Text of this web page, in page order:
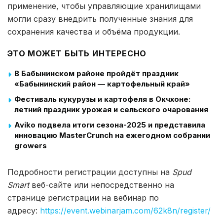
применение, чтобы управляющие хранилищами
могли сразу внедрить полученные знания для
сохранения качества и объёма продукции.
ЭТО МОЖЕТ БЫТЬ ИНТЕРЕСНО
В Бабынинском районе пройдёт праздник
«Бабынинский район — картофельный край»
Фестиваль кукурузы и картофеля в Окчхоне:
летний праздник урожая и сельского очарования
Aviko подвела итоги сезона-2025 и представила
инновацию MasterCrunch на ежегодном собрании
growers
Подробности регистрации доступны на Spud
Smartвеб-сайте или непосредственно на
странице регистрации на вебинар по
адресу: https://event.webinarjam.com/62k8n/register/